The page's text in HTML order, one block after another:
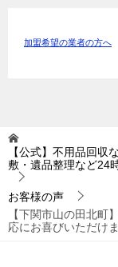
加盟希望の業者の方へ
【公式】不用品回収
敷・遺品整理など24
お客様の声
【下関市山の田北
応にお喜びいただけ